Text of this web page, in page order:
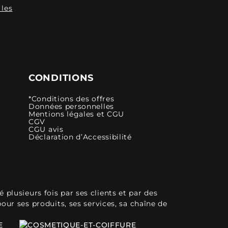
CONDITIONS
*Conditions des offres
Données personnelles
Mentions légales et CGU
CGV
CGU avis
Déclaration d’Accessibilité
plusieurs fois par ses clients et par des
ses produits, ses services, sa chaîne de